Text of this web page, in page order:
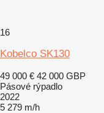
16
Kobelco SK130
49 000 € 42 000 GBP
Pásové rýpadlo
2022
5 279 m/h